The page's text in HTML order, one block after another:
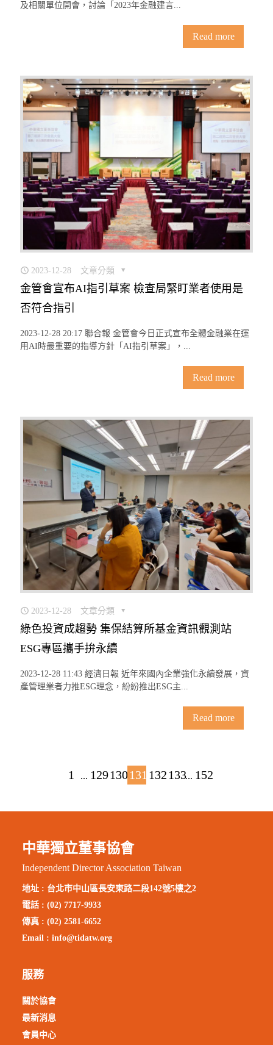
及相關單位開會，討論「2023年金融建言...
Read more
2023-12-28 文章分類
金管會宣布AI指引草案 檢查局緊盯業者使用是
否符合指引
2023-12-28 20:17 聯合報 金管會今日正式宣布全體金融業在運
用AI時最重要的指導方針「AI指引草案」，...
Read more
2023-12-28 文章分類
綠色投資成趨勢 集保結算所基金資訊觀測站
ESG專區攜手拚永續
2023-12-28 11:43 經濟日報 近年來國內企業強化永續發展，資
產管理業者力推ESG理念，紛紛推出ESG主...
Read more
1 ... 129130 131 132133... 152
中華獨立董事協會
Independent Director Association Taiwan
地址 : 台北市中山區長安東路二段142號5樓之2
電話 : (02) 7717-9933
傳真 : (02) 2581-6652
Email :info@tidatw.org
服務
關於協會
最新消息
會員中心